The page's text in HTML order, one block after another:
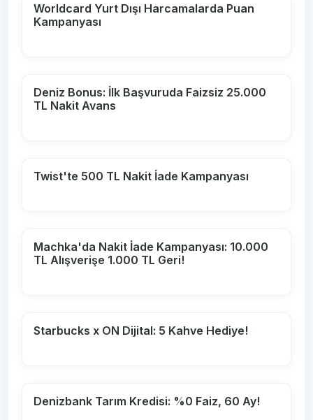
Worldcard Yurt Dışı Harcamalarda Puan
Kampanyası
Deniz Bonus: İlk Başvuruda Faizsiz 25.000
TL Nakit Avans
Twist'te 500 TL Nakit İade Kampanyası
Machka'da Nakit İade Kampanyası: 10.000
TL Alışverişe 1.000 TL Geri!
Starbucks x ON Dijital: 5 Kahve Hediye!
Denizbank Tarım Kredisi: %0 Faiz, 60 Ay!